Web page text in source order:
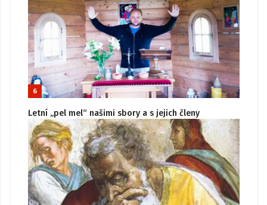
6
Letní „pel mel“ našimi sbory a s jejich členy